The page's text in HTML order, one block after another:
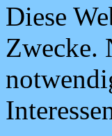
Diese
Zwecke.